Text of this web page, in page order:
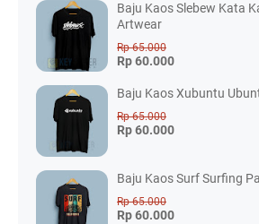
Baju Kaos Slebew Kata
Artwear
Rp 65.000
Rp 60.000
Baju Kaos Xubuntu
Rp 65.000
Rp 60.000
Baju Kaos Surf Surfing
Rp 65.000
Rp 60.000